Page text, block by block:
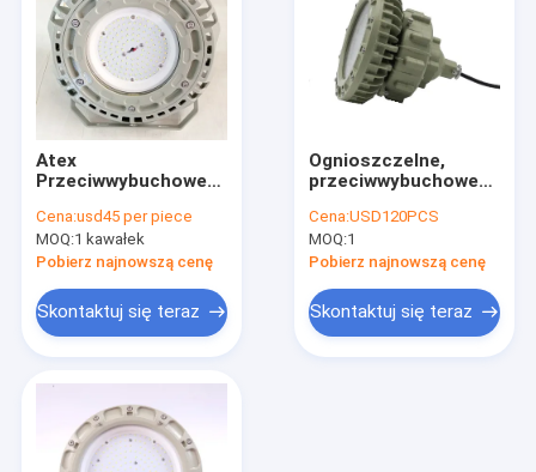
Oświetlenie LED przeciwwybuchowe
Przeciwwybuchowe światła LED High Bay
Przeciwwybuchowe światło przeciwpowodziowe LED
Światło fluorescencyjne przeciwwybuchowe
Ognioodporne światło awaryjne
Ognioodporne panele sterowania
Wtyczka i gniazdo przeciwwybuchowe
Atex
Przeciwwybuchowe
Strefa zagrożona
wybuchem Strefa 1
Strefa 2 125lm W
Cena:usd45 per piece
MOQ:1 kawałek
Pobierz najnowszą cenę
Skontaktuj się teraz
Ognioszczelne,
przeciwwybuchowe
Bay IP66 z ATEX
IECEx
Cena:USD120PCS
MOQ:1
Pobierz najnowszą cenę
Skontaktuj się teraz